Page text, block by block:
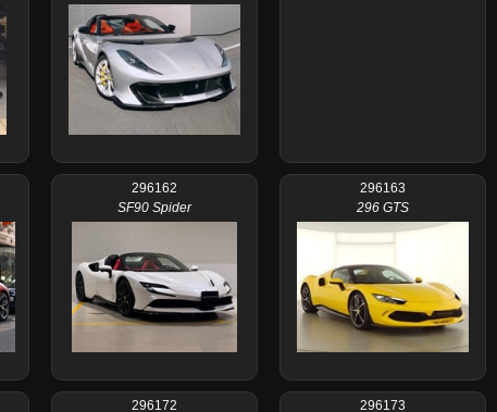
296162
SF90 Spider
296163
296 GTS
296172 296173